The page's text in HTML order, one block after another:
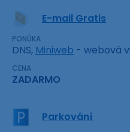
E-mail Gratis
PONÚKA
DNS, Miniweb - webová
CENA
ZADARMO
Parkování